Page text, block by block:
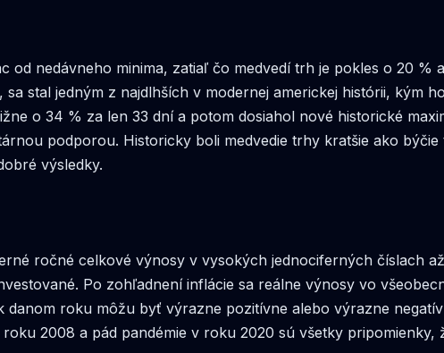
nedávneho minima, zatiaľ čo medvedí trh je pokles o 20 %
stal jedným z najdlhších v modernej americkej histórii, kým
o 34 % za len 33 dní a potom dosiahol nové historické
podporou. Historicky boli medvedie trhy kratšie ako
výsledky.
ročné celkové výnosy v vysokých jednociferných číslach
Po zohľadnení inflácie sa reálne výnosy vo
roku môžu byť výrazne pozitívne alebo výrazne
2008 a pád pandémie v roku 2020 sú všetky